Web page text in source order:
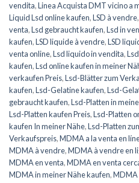
vendita,Linea Acquista DMT vicino a
Liquid Lsd online kaufen,LSD à vendre,
venta,Lsd gebraucht kaufen,Lsd in
kaufen,LSD liquide à vendre,LSD
venta online,Lsd liquido in vendita,
kaufen,Lsd online kaufen in meiner
verkaufen Preis,Lsd-Blätter zum
kaufen,Lsd-Gelatine kaufen,Lsd-
gebraucht kaufen,Lsd-Platten in
Lsd-Platten kaufen Preis,Lsd-Platten
kaufen In meiner Nähe,Lsd-Platten
Verkaufspreis,MDMA a la venta en
MDMA à vendre,MDMA à vendre en
MDMA en venta,MDMA en venta
MDMA in meiner Nähe kaufen,MDMA